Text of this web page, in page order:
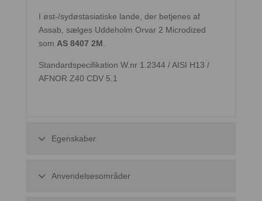
I øst-/sydøstasiatiske lande, der betjenes af
Assab, sælges Uddeholm Orvar 2 Microdized
som AS 8407 2M
Standardspecifikation W.nr 1.2344 / AISI H13 /
AFNOR Z40 CDV 5.1
Egenskaber
Anvendelsesområder